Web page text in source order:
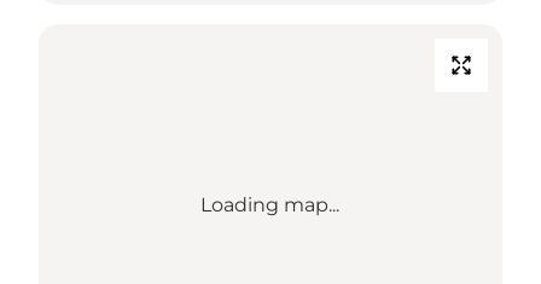
Loading map...